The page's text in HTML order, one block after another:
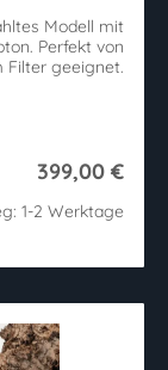
Modell mit
Perfekt von
Filter geeignet.
399,00 €
1-2 Werktage